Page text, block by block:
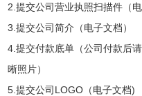
2.提交公司营业执照扫描件（
3.提交公司简介（电子文档）
4.提交付款底单（公司付款后
晰照片）
5.提交公司LOGO（电子文档)